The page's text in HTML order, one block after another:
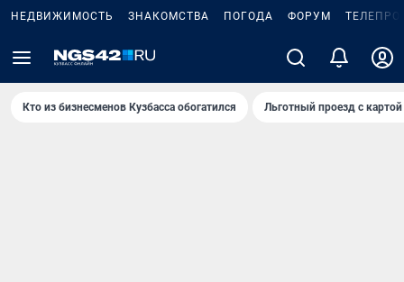
НЕДВИЖИМОСТЬ ЗНАКОМСТВА ПОГОДА ФОРУМ
Кто из бизнесменов Кузбасса обогатился Льготный проезд с